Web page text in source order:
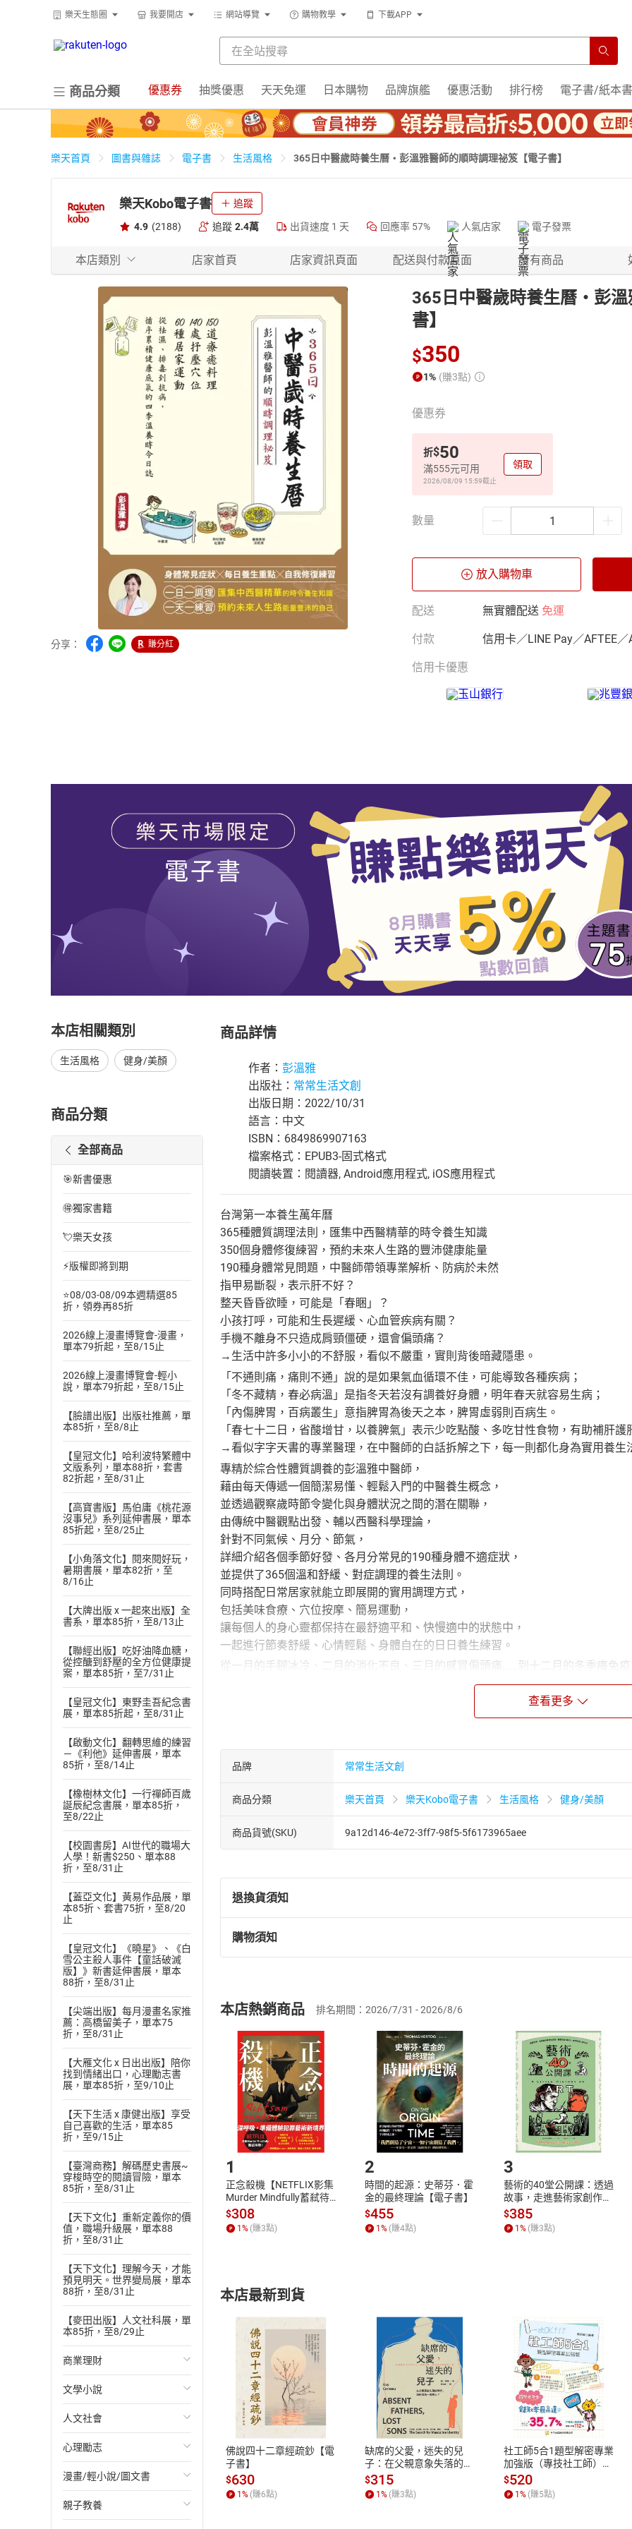
樂天生態圈 我要開店 網站導覽 購物教學 下載APP
商品分類 優惠券 抽獎優惠 天天免運 日本購物 品牌旗艦 優惠活動 排行榜 電子書/紙本書
樂天首頁 圖書與雜誌 電子書 生活風格 365日中醫歲時養生曆・彭溫雅醫師的順時調理祕笈【電子書】
樂天Kobo電子書 追蹤
4.9 (2188) 追蹤 2.4萬 出貨速度 1 天 回應率 57% 人氣店家 電子發票
本店類別 店家首頁 店家資訊頁面 配送與付款頁面 所有商品
分享： 賺分紅
365日中醫歲時養生曆・彭
書】
$350
1% (賺3點)
優惠券
折$50
滿555元可用
2026/08/09 15:59截止
領取
數量
放入購物車
配送 無實體配送 免運
付款 信用卡／LINE Pay／AFTEE／
信用卡優惠
本店相關類別
生活風格 健身/美顏
商品分類
全部商品
🎯新書優惠
🉐獨家書籍
💘樂天女孩
⚡版權即將到期
⭐08/03-08/09本週精選85
折，領券再85折
2026線上漫畫博覽會-漫畫，
單本79折起，至8/15止
2026線上漫畫博覽會-輕小
說，單本79折起，至8/15止
【臉譜出版】出版社推薦，單
本85折，至8/8止
【皇冠文化】哈利波特繁體中
文版系列，單本88折，套書
82折起，至8/31止
【高寶書版】馬伯庸《桃花源
沒事兒》系列延伸書展，單本
85折起，至8/25止
【小角落文化】閱來閱好玩，
暑期書展，單本82折，至
8/16止
【大牌出版 x 一起來出版】全
書系，單本85折，至8/13止
【聯經出版】吃好油降血糖，
從控醣到舒壓的全方位健康提
案，單本85折，至7/31止
【皇冠文化】東野圭吾紀念書
展，單本85折起，至8/31止
【啟動文化】翻轉思維的練習
－《利他》延伸書展，單本
85折，至8/14止
【橡樹林文化】一行禪師百歲
誕辰紀念書展，單本85折，
至8/22止
【校園書房】AI世代的職場大
人學！新書$250、單本88
折，至8/31止
【蓋亞文化】黃易作品展，單
本85折、套書75折，至8/20
止
【皇冠文化】《曉星》、《白
雪公主殺人事件【童話破滅
版】》新書延伸書展，單本
88折，至8/31止
【尖端出版】每月漫畫名家推
薦：高橋留美子，單本75
折，至8/31止
【大雁文化 x 日出出版】陪你
找到情緒出口，心理勵志書
展，單本85折，至9/10止
【天下生活 x 康健出版】享受
自己喜歡的生活，單本85
折，至9/15止
【臺灣商務】解碼歷史書展~
穿梭時空的閱讀冒險，單本
85折，至8/31止
【天下文化】重新定義你的價
值，職場升級展，單本88
折，至8/31止
【天下文化】理解今天，才能
預見明天。世界變局展，單本
88折，至8/31止
【麥田出版】人文社科展，單
本85折，至8/29止
商業理財
投資理財
經濟/趨勢
財務/金融
管理/領導
職場工作術
文學小說
歐美文學
日本文學
韓國文學
華文文學
人文社會
國際關係
政治
社會科學
心理勵志
心靈成長/情緒
人際關係
漫畫/輕小說/圖文書
輕小說
親子教養
商品詳情
作者： 彭溫雅
出版社： 常常生活文創
出版日期：2022/10/31
語言：中文
ISBN：6849869907163
檔案格式：EPUB3-固式格式
閱讀裝置：閱讀器, Android應用程式, iOS應用程式
台灣第一本養生萬年曆
365種體質調理法則，匯集中西醫精華的時令養生知識
350個身體修復練習，預約未來人生路的豐沛健康能量
190種身體常見問題，中醫師帶領專業解析、防病於未然
指甲易斷裂，表示肝不好？
整天昏昏欲睡，可能是「春睏」？
小孩打呼，可能和生長遲緩、心血管疾病有關？
手機不離身不只造成肩頸僵硬，還會偏頭痛？
→生活中許多小小的不舒服，看似不嚴重，實則背後暗藏隱患。
「不通則痛，痛則不通」說的是如果氣血循環不佳，可能導致各種疾病；
「冬不藏精，春必病溫」是指冬天若沒有調養好身體，明年春天就容易生病；
「內傷脾胃，百病叢生」意指脾胃為後天之本，脾胃虛弱則百病生。
「春七十二日，省酸增甘，以養脾氣」表示少吃點酸、多吃甘性食物，有助補肝護
→看似字字天書的專業醫理，在中醫師的白話拆解之下，每一則都化身為實用養生
專精於綜合性體質調養的彭溫雅中醫師，
藉由每天傳遞一個簡潔易懂、輕鬆入門的中醫養生概念，
並透過觀察歲時節令變化與身體狀況之間的潛在關聯，
由傳統中醫觀點出發、輔以西醫科學理論，
針對不同氣候、月分、節氣，
詳細介紹各個季節好發、各月分常見的190種身體不適症狀，
並提供了365個溫和舒緩、對症調理的養生法則。
同時搭配日常居家就能立即展開的實用調理方式，
包括美味食療、穴位按摩、簡易運動，
讓每個人的身心靈都保持在最舒適平和、快慢適中的狀態中，
一起進行節奏舒緩、心情輕鬆、身體自在的日日養生練習。
從一月的手腳冰冷、二月的消化不良、三月的感冒偏頭痛……到十二月的冬季癢免疫
從兒童常見的水痘麻疹玫瑰疹腸病毒，到長輩深感困擾的頻尿腳麻三高中風失智症
所有日常可能遇到的身體不適症狀及舒緩調理方式！
若能跟著這本從個人到家族都適用，每個家庭必備的健康手邊書、養生萬年曆，
從小開始注重日常保健，由食養、按摩到運動自內而外層層調理起，
一天天的累積與建構能在病毒肆虐的環境中安然生存的身體自癒力。
相信在各種小毛病、大問題，甚至新興流行傳染病來襲時，
每個人都能擁有更多抵抗病菌入侵的身心靈健康資本！
●在身體不適還沒成為疾病之前、在小病還沒有成為大病之前，想慢慢調理身體的
●上班族、忙碌的現代人，沒時間看太艱深的養生書，也沒空定期看中西醫調身體
師一天一則養生常識與調養祕訣，讓養生從日常生活開始
●上有高堂、下有幼子，自己的身體也不怎麼樣的中生代，帶著全家一起展開新健
●歲末年初，面對疫情方興未艾、充滿各種不確定的此刻，更應該調理好自己的身
本書特色
1～2頁講解一則養生、治未病的主題概念，並搭配該主題介紹一道食療、一處穴
不同健康疑問的人，都適合隨時切入閱讀，每年都適合溫故知新、重複翻閱
●一年四季都兼顧，小症大病全收錄
根據不同月份、不同季節的天氣和溫度變化，介紹當月好發疾病的成因、預防、
家保養方式，來舒緩疾病症狀、調理五臟六腑、恢復自身健康，預防或緩解各種健
●中西醫相輔相成，觀念易懂且實用
彭溫雅醫師以初學者也能理解的中醫觀點出發，同時輔以西醫的科學概念與治療
養生建議，讓讀者全面瞭解各病症的相關知識、審視自己的健康狀況，找出最適合
●消除身心靈失調，持續累積健康能量
健康調理無法急在一時，尤其在大環境充滿焦慮和恐懼情緒的同時，藉由舒緩、
有助於從內到外打造健康不生病的體質
查看更多
品牌 常常生活文創
商品分類 樂天首頁 樂天Kobo電子書 生活風格 健身/美顏
商品貨號(SKU) 9a12d146-4e72-3ff7-98f5-5f6173965aee
退換貨須知
退換貨規定：
(一)依消費者保護法第19條第1項後段暨通訊交易解除權合理例外情事適用
(二)消費者訂購本店鋪之商品即代表知悉本店鋪所銷售之商品為電子書，屬
且已下載/存取電子書，不得請求退貨退款。
退貨方式：您欲取消訂單或辦理退貨時，請登入樂天市場，並於「我的訂單」
貨」，本店鋪將依您的申請進行審核，待審核通過後將為您辦理退款事宜。
請注意，樂天市場須以整筆訂單為單位進行取消/退貨，恕無法以單支商品取消
購物須知
挑選商品
Choose
放入購物車
Shopping cart
登入帳號
Login
購書後，如何開始使用？
Step1.選擇閱讀載具 Step2.登入
付款方式
ATM轉帳、信用卡、LINE PAY、AFTEE
退換貨規範
本店是否提供消費者保護法七日猶
之權利，遽消費者保護法及通訊交
除權合理例外情事適用準則，依商
質各有不同規定。詳細退換貨說明
照各商品說明。
本店熱銷商品 排名期間：2026/7/31 - 2026/8/6
1
正念殺機【NETFLIX影集
Murder Mindfully蓄弒待
發】【電子書】
$308
1 % (賺3點)
2
時間的起源：史蒂芬．霍
金的最終理論【電子書】
$455
1 % (賺4點)
3
藝術的40堂公開課：透過
故事，走進藝術家創作現
場，看藝術如何誕生、如
何形塑人類生活【電子
書】
$385
1 % (賺3點)
本店最新到貨
佛說四十二章經疏鈔【電
子書】
$630
1 % (賺6點)
缺席的父愛，迷失的兒
子：在父親意象失落的時
代，如何成為一個男人？
【電子書】
$315
1 % (賺3點)
社工師5合1題型解密專業
加強版（專技社工師）
【電子書】
$520
1 % (賺5點)